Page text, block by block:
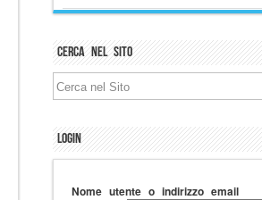
Cerca nel sito
Login
Nome utente o indirizzo email